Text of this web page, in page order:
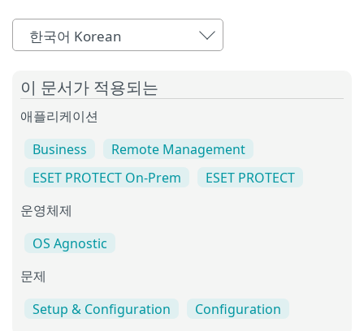
한국어 Korean
이 문서가 적용되는
애플리케이션
Business
Remote Management
ESET PROTECT On-Prem
ESET PROTECT
운영체제
OS Agnostic
문제
Setup & Configuration Configuration